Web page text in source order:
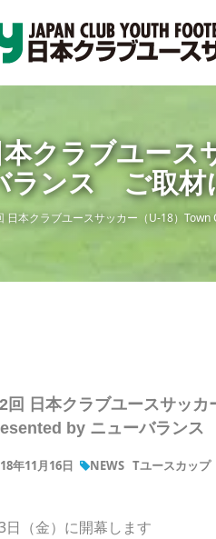
クラブユース
ランス ご取材
日本クラブユースサッカー（U-18）
回 日本クラブユースサッ
by ニューバランス
年11月16日 NEWS Tユースカップ
日（金）に開幕します